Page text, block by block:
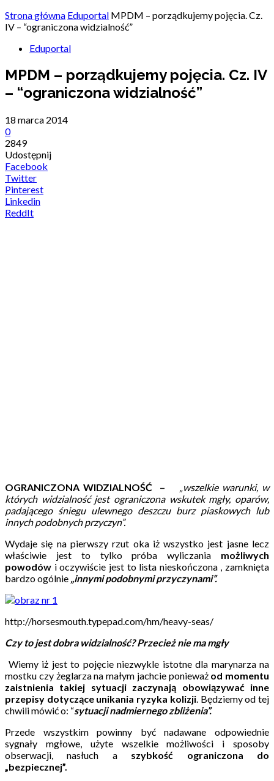
Strona główna Eduportal MPDM – porządkujemy pojęcia. Cz.
IV – “ograniczona widzialność”
Eduportal
MPDM – porządkujemy pojęcia. Cz. IV
– “ograniczona widzialność”
18 marca 2014
0
2849
Udostępnij
Facebook
Twitter
Pinterest
Linkedin
ReddIt
OGRANICZONA WIDZIALNOŚĆ – „wszelkie warunki, w
których widzialność jest ograniczona wskutek mgły, oparów,
padającego śniegu ulewnego deszczu burz piaskowych lub
innych podobnych przyczyn”.
Wydaje się na pierwszy rzut oka iż wszystko jest jasne lecz
właściwie jest to tylko próba wyliczania możliwych
powodów i oczywiście jest to lista nieskończona , zamknięta
bardzo ogólnie „innymi podobnymi przyczynami”.
http://horsesmouth.typepad.com/hm/heavy-seas/
Czy to jest dobra widzialność? Przecież nie ma mgły
Wiemy iż jest to pojęcie niezwykle istotne dla marynarza na
mostku czy żeglarza na małym jachcie ponieważ od momentu
zaistnienia takiej sytuacji zaczynają obowiązywać inne
przepisy dotyczące unikania ryzyka kolizji. Będziemy od tej
chwili mówić o: “sytuacji nadmiernego zbliżenia”.
Przede wszystkim powinny być nadawane odpowiednie
sygnały mgłowe, użyte wszelkie możliwości i sposoby
obserwacji, nasłuch a szybkość ograniczona do
„bezpiecznej”.